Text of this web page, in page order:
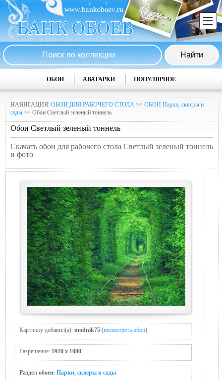
ОБОИ АВАТАРКИ ПОПУЛЯРНОЕ
НАВИГАЦИЯ: ОБОИ ДЛЯ РАБОЧЕГО СТОЛА >> ОБОИ Парки, скверы и
сады >> Обои Светлый зеленый тоннель
Обои Светлый зеленый тоннель
Скачать обои для рабочего стола Светлый зеленый тоннель
и фото
Картинку добавил(а): modnik75 (посмотреть обои)
Разрешение: 1920 x 1080
Раздел обоев: Парки, скверы и сады